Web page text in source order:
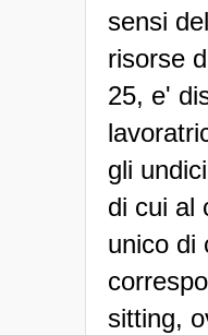
sensi
risorse
25, e'
gli
di cui al
unico di
sitting,